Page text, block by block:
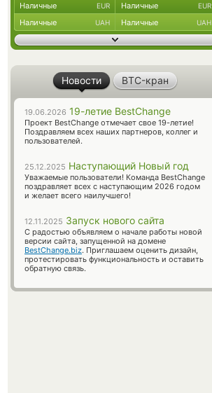
Наличные EUR Наличные EUR
Наличные UAH Наличные UAH
Новости BTC-кран
19.06.2026 19-летие BestChange
Проект BestChange отмечает свое 19-летие!
Поздравляем всех наших партнеров, коллег и
пользователей.
25.12.2025 Наступающий Новый год
Уважаемые пользователи! Команда BestChange
поздравляет всех с наступающим 2026 годом
и желает всего наилучшего!
12.11.2025 Запуск нового сайта
С радостью объявляем о начале работы новой
версии сайта, запущенной на домене
BestChange.biz. Приглашаем оценить дизайн,
протестировать функциональность и оставить
обратную связь.